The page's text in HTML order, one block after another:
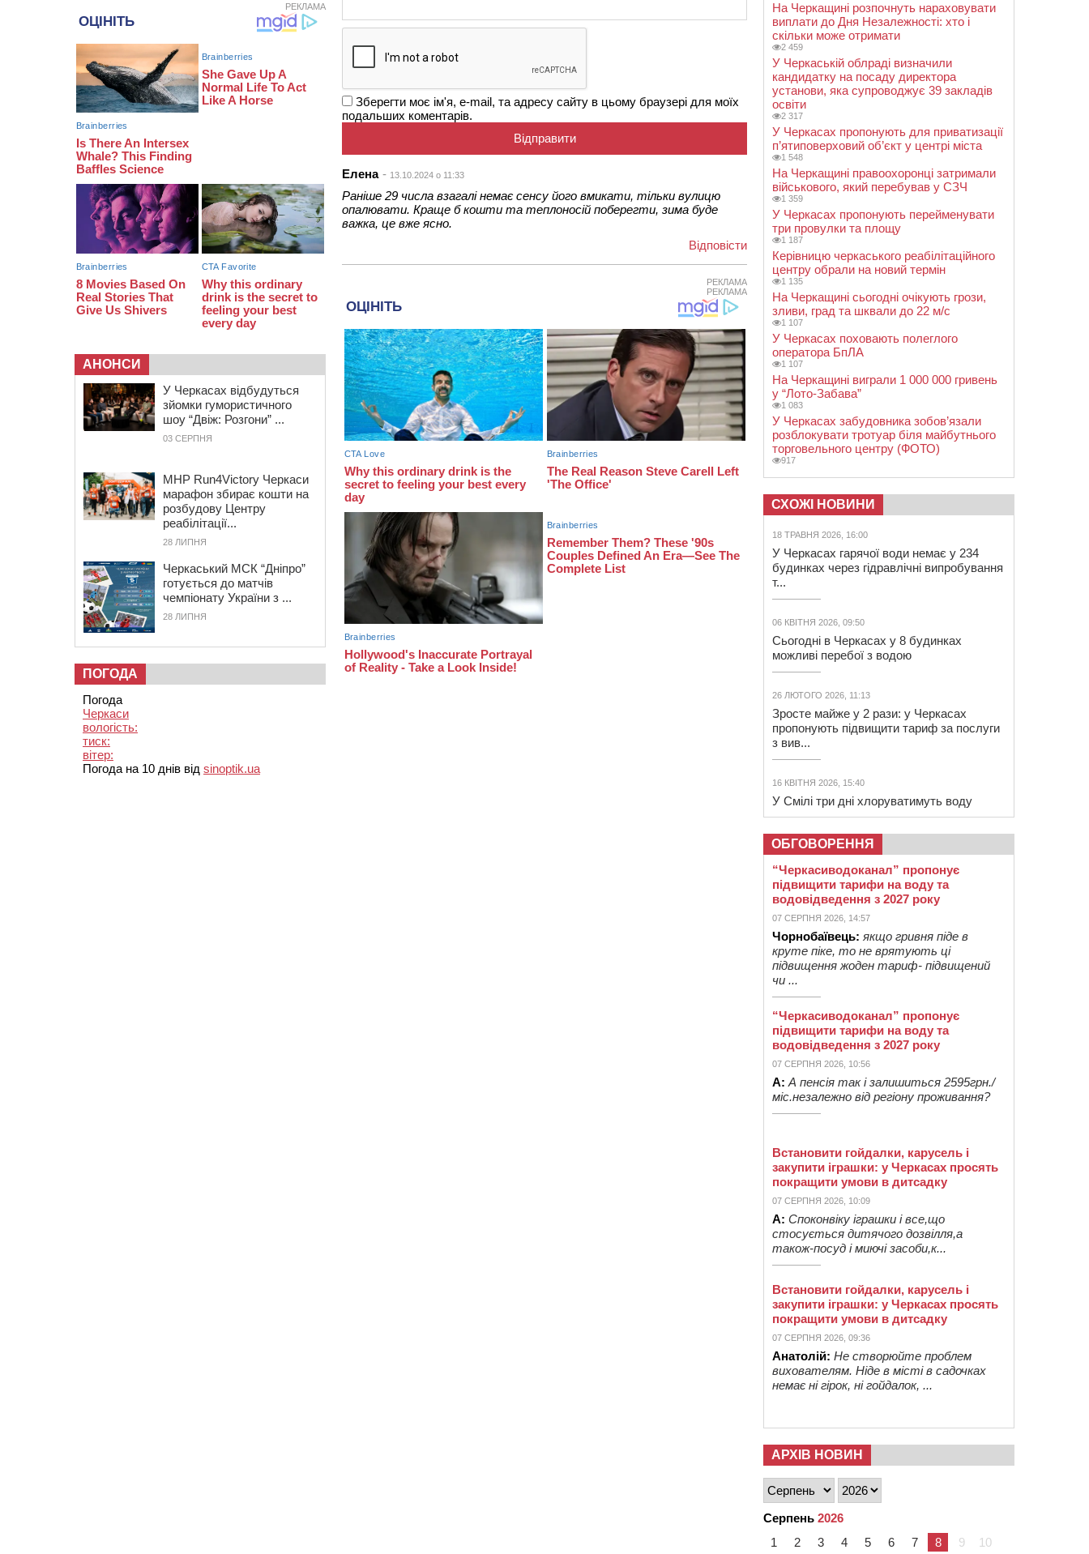
Зберегти моє ім'я, e-mail, та адресу сайту в цьому браузері для моїх
подальших коментарів.
Елена 13.10.2024 о 11:33
Раніше 29 числа взагалі немає сенсу його вмикати, тільки вулицю
опалювати. Краще б кошти та теплоносій поберегти, зима буде
важка, це вже ясно.
Відповіcти
РЕКЛАМА
РЕКЛАМА
Внаслідок падіння вертольота
загинув 28-річний захисник зі
12:15 У центрі Черкас не поділили
дорогу водії двох ВАЗів
11:29 У Черкасах до середини серпня
вулицях
РЕКЛАМА
АНОНСИ
У Черкасах відбудуться
зйомки гумористичного
шоу “Двіж: Розгони” ...
03 СЕРПНЯ
MHP Run4Victory Черкаси
марафон збирає кошти на
розбудову Центру
реабілітації...
28 ЛИПНЯ
Черкаський МСК “Дніпро”
готується до матчів
чемпіонату України з ...
28 ЛИПНЯ
ПОГОДА
Погода
Черкаси
вологість:
тиск:
вітер:
Погода на 10 днів від sinoptik.ua
На Черкащині розпочнуть нараховувати
виплати до Дня Незалежності: хто і
скільки може отримати
2 459
У Черкаській облраді визначили
кандидатку на посаду директора
установи, яка супроводжує 39 закладів
освіти
2 317
У Черкасах пропонують для приватизації
п’ятиповерховий об’єкт у центрі міста
1 548
На Черкащині правоохоронці затримали
військового, який перебував у СЗЧ
1 359
У Черкасах пропонують перейменувати
три провулки та площу
1 187
Керівницю черкаського реабілітаційного
центру обрали на новий термін
1 135
На Черкащині сьогодні очікують грози,
зливи, град та шквали до 22 м/с
1 107
У Черкасах поховають полеглого
оператора БпЛА
1 107
На Черкащині виграли 1 000 000 гривень
у “Лото-Забава”
1 083
У Черкасах забудовника зобов’язали
розблокувати тротуар біля майбутнього
торговельного центру (ФОТО)
917
СХОЖІ НОВИНИ
18 ТРАВНЯ 2026, 16:00
У Черкасах гарячої води немає у 234
будинках через гідравлічні випробування
т...
06 КВІТНЯ 2026, 09:50
Сьогодні в Черкасах у 8 будинках
можливі перебої з водою
26 ЛЮТОГО 2026, 11:13
Зросте майже у 2 рази: у Черкасах
пропонують підвищити тариф за послуги
з вив...
16 КВІТНЯ 2026, 15:40
У Смілі три дні хлоруватимуть воду
ОБГОВОРЕННЯ
“Черкасиводоканал” пропонує
підвищити тарифи на воду та
водовідведення з 2027 року
07 СЕРПНЯ 2026, 14:57
Чорнобаївець: якщо гривня піде в
круте піке, то не врятують ці
підвищення жоден тариф- підвищений
чи ...
“Черкасиводоканал” пропонує
підвищити тарифи на воду та
водовідведення з 2027 року
07 СЕРПНЯ 2026, 10:56
А: А пенсія так і залишиться 2595грн./
міс.незалежно від регіону проживання?
Встановити гойдалки, карусель і
закупити іграшки: у Черкасах просять
покращити умови в дитсадку
07 СЕРПНЯ 2026, 10:09
А: Споконвіку іграшки і все,що
стосується дитячого дозвілля,а
також-посуд і миючі засоби,к...
Встановити гойдалки, карусель і
закупити іграшки: у Черкасах просять
покращити умови в дитсадку
07 СЕРПНЯ 2026, 09:36
Анатолій: Не створюйте проблем
вихователям. Ніде в місті в садочках
немає ні гірок, ні гойдалок, ...
АРХІВ НОВИН
Серпень 2026
1
2 3 4 5 6 7 8 9 10